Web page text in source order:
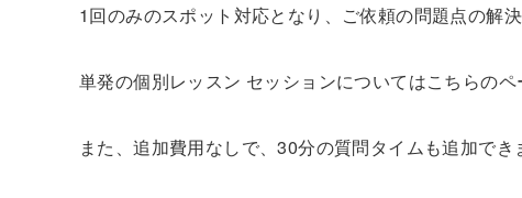
1回のみのスポット対応となり、ご依頼の問題点の解
単発の個別レッスン セッションについてはこちらのペ
また、追加費用なしで、30分の質問タイムも追加でき